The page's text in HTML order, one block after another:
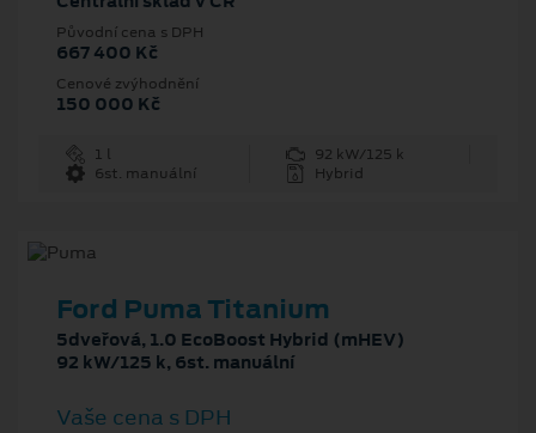
Původní cena s DPH
667 400 Kč
Cenové zvýhodnění
150 000 Kč
1 l
92 kW/125 k
6st. manuální
Hybrid
Ford Puma Titanium
5dveřová, 1.0 EcoBoost Hybrid (mHEV)
92 kW/125 k, 6st. manuální
Vaše cena s DPH